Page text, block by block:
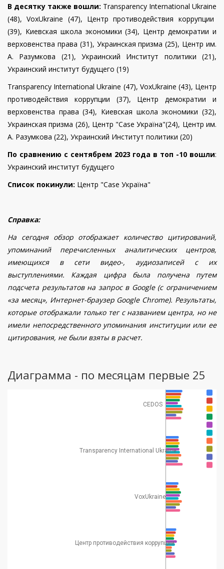
В десятку также вошли: Transparency International Ukraine
(48), VoxUkraine (47), Центр противодействия коррупции
(39), Киевская школа экономики (34), Центр демократии и
верховенства права (31), Украинская призма (25), Центр им.
А. Разумкова (21),
Украинский Институт политики (21),
Украинский институт будущего (19)
Transparency International Ukraine (47), VoxUkraine (43), Центр
противодействия коррупции (37),
Центр демократии и
верховенства права (34), Киевская школа экономики (32),
Украинская призма (26), Центр "Case Україна"(24), Центр им.
А. Разумкова (22), Украинский Институт политики (20)
По сравнению с сентябрем 2023 года в топ -10 вошли:
Украинский институт будущего
Список покинули: Центр "Case Україна"
Справка:
На сегодня обзор отображает количество цитирований,
упоминаний перечисленных аналитических центров,
имеющихся в сети видео-, аудиозаписей с их
выступлениями. Каждая цифра была получена путем
подсчета результатов на запрос в Google (с ограничением
«за месяц», Интернет-браузер Google Chrome). Результаты,
которые отображали только тег с названием центра, но не
имели непосредственного упоминания институции или ее
цитирования, не были взяты в расчет.
Диаграмма - по месяцам первые 25
CEDOS
Transparency International Ukraine
VoxUkraine
Центр противодействия коррупции